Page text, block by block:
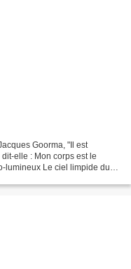
Goorma, "Il est
elle : Mon corps est le
lumineux Le ciel limpide du